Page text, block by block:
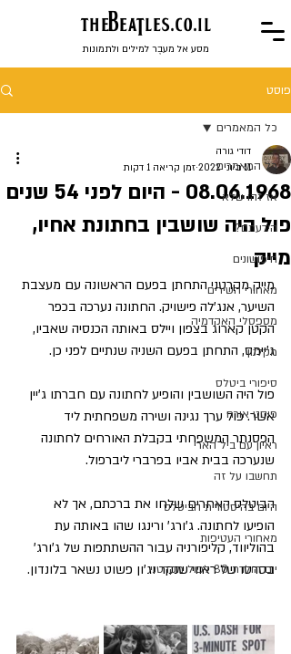
theBeaTles.co.il
מסע אל מעבֶר למילים ולתמונות
פוסט
כל המאמרים
אז זהו שלא
הידעתם?
חיפושונים
מאחורי השירים
מספסלי האקדמיה
מקלנון
סיפורי ביטלס
פוסט אורח
ראיון עם ביל הארי
תחשבו על זה
היום בהיסטורית הביטלס
מאחורי העטיפות
יום הולדת 80 לפול מקרטני
כל המאמרים
08.06.1968 - היום לפני 54 שנים
פול היה שושבין בחתונת אחיו,
מייק
דודי גורה
11 ביוני 2022
זמן קריאה 1 דקות
מייק מקרטני התחתן בפעם הראשונה עם מעצבת
השיער, אנג'לה פישויק. החתונה נערכה בכפר
הקטן קארוג בצפון ויילס באותה הכנסיה שאביו,
ג'יימס, התחתן בפעם השניה שנתיים לפני כן.
פול היה השושבין והופיע לחתונה עם חברתו ג'יין
אשר. פול ערך נגינה ושירה משפחתית ליד
הפסנתר המשפחתי בקבלת האורחים לחתונה
שנערכה בבית אביו בפרברי ליברפול.
הביטלס האחרים שלחו את ברכתם, אך לא
הופיעו לחתונה. ג'ורג' ורינגו שהו באותה עת
בהוליווד, קליפורניה עבור ההשתתפות של ג'ורג'
בסרטו של ראווי שנקר וג'ון פשוט נשאר בלונדון.